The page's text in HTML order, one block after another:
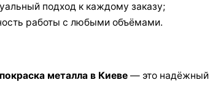
подход к каждому заказу;
работы с любыми объёмами.
металла в Киеве — это надёжный